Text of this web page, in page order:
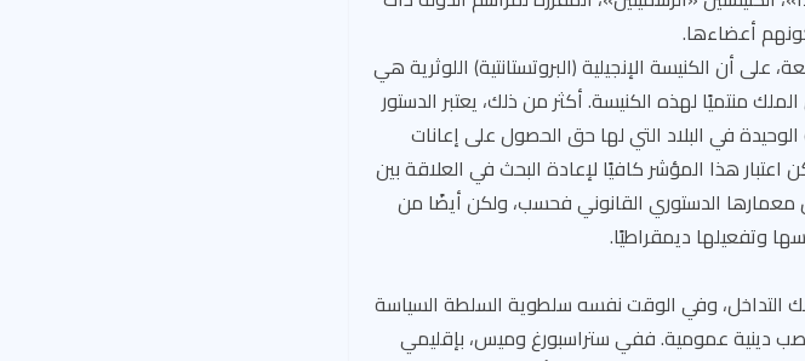
أعضاءها.
أن الكنيسة الإنجيلية (البروتستانتية) اللوثرية هي
منتميًا لهذه الكنيسة. أكثر من ذلك، يعتبر الدستور
الوحيدة في البلاد التي لها حق الحصول على إعانات
هذا المؤشر كافيًا لإعادة البحث في العلاقة بين
معمارها الدستوري القانوني فحسب، ولكن أيضًا من
وتفعيلها ديمقراطيًا.
التداخل، وفي الوقت نفسه سلطوية السلطة السياسة
دينية عمومية. ففي ستراسبورغ وميس، بإقليمي